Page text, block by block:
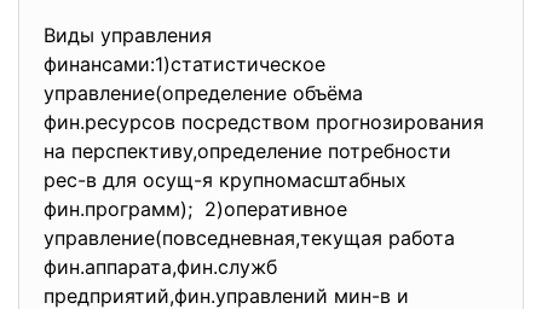
Виды управления
финансами:1)статистическое
управление(определение объёма
фин.ресурсов посредством прогнозирования
на перспективу,определение потребности
рес-в для осущ-я крупномасштабных
фин.программ); 2)оперативное
управление(повседневная,текущая работа
фин.аппарата,фин.служб
предприятий,фин.управлений мин-в и